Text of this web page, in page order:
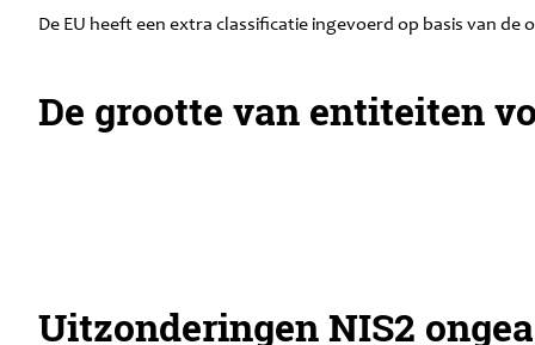
De EU heeft een extra classificatie ingevoerd op basis van
De grootte van entiteiten
Uitzonderingen NIS2